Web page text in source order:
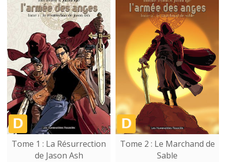
Tome 1 : La Résurrection
de Jason Ash
Tome 2 : Le Marchand de
Sable